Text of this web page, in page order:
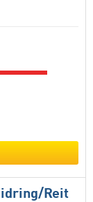
​Reit